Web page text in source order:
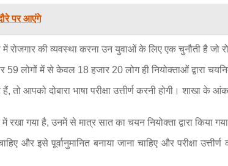
पर आएंगे
में रोजगार की व्यवस्था करना उन युवाओं के लिए एक चुनौती है जो
लोगों में से केवल 18 हजार 20 लोग ही नियोक्ताओं द्वारा
तो आपको दोबारा भाषा परीक्षा उत्तीर्ण करनी होगी।
गया है, उनमें से मात्र सात का चयन नियोक्ता द्वारा किया
और इसे पूर्वानुमानित बनाया जाना चाहिए और परीक्षा